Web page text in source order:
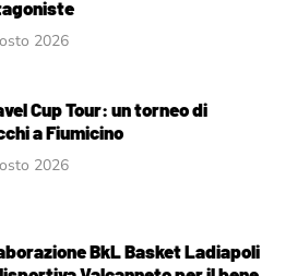
2026
Cup Tour: un torneo di
a Fiumicino
2026
BkL Basket Ladiapoli